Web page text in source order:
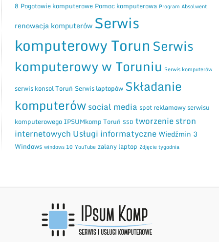
8 Pogotowie komputerowe Pomoc komputerowa Program Absolwent
renowacja komputerów Serwis
komputerowy Torun Serwis
komputerowy w Toruniu Serwis komputerów
serwis konsol Toruń Serwis laptopów Składanie
komputerówsocial media spot reklamowy serwisu
komputerowego IPSUMkomp Toruń SSD tworzenie stron
internetowych Usługi informatyczne Wiedźmin 3
Windows windows 10 YouTube zalany laptop Zdjęcie tygodnia